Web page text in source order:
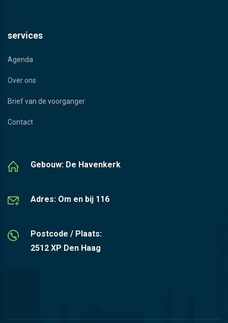
services
Agenda
Over ons
Brief van de voorganger
Contact
Gebouw: De Havenkerk
Adres: Om en bij 116
Postcode / Plaats:
2512 XP Den Haag